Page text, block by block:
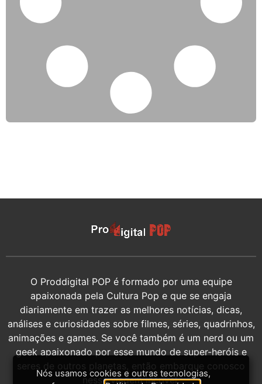
O Proddigital POP é formado por uma equipe
apaixonada pela Cultura Pop e que se engaja
diariamente em trazer as melhores notícias, dicas,
análises e curiosidades sobre filmes, séries, quadrinhos,
animações e games. Se você também é um nerd ou um
geek apaixonado por esse mundo de super-heróis e
seres de outros planetas, então embarque conosco
nessa viagem incrível.
Nós usamos cookies e outras tecnologias,